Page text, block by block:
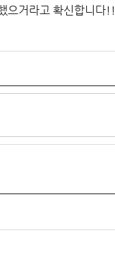
으거라고 확신합니다!!